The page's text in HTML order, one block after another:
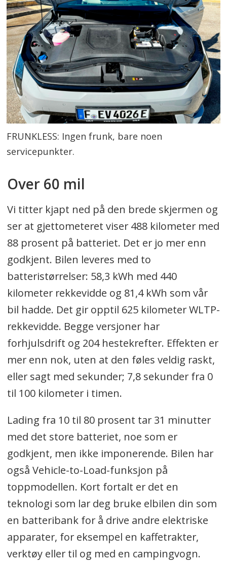
FRUNKLESS: Ingen frunk, bare noen
servicepunkter.
Over 60 mil
Vi titter kjapt ned på den brede skjermen og
ser at gjettometeret viser 488 kilometer med
88 prosent på batteriet. Det er jo mer enn
godkjent. Bilen leveres med to
batteristørrelser: 58,3 kWh med 440
kilometer rekkevidde og 81,4 kWh som vår
bil hadde. Det gir opptil 625 kilometer WLTP-
rekkevidde. Begge versjoner har
forhjulsdrift og 204 hestekrefter. Effekten er
mer enn nok, uten at den føles veldig raskt,
eller sagt med sekunder; 7,8 sekunder fra 0
til 100 kilometer i timen.
Lading fra 10 til 80 prosent tar 31 minutter
med det store batteriet, noe som er
godkjent, men ikke imponerende. Bilen har
også Vehicle-to-Load-funksjon på
toppmodellen. Kort fortalt er det en
teknologi som lar deg bruke elbilen din som
en batteribank for å drive andre elektriske
apparater, for eksempel en kaffetrakter,
verktøy eller til og med en campingvogn.